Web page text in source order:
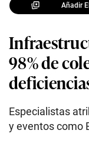
Añadir
98% de
Especialistas
y eventos como